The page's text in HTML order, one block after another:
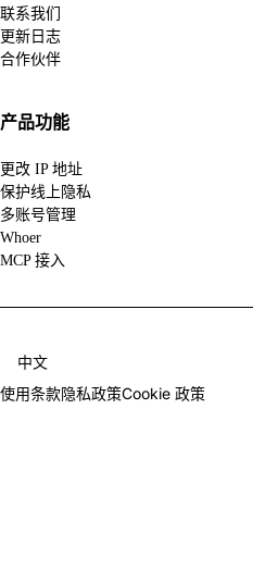
联系我们
更新日志
合作伙伴
产品功能
更改 IP 地址
保护线上隐私
多账号管理
Whoer
MCP 接入
中文
使用条款隐私政策Cookie 政策